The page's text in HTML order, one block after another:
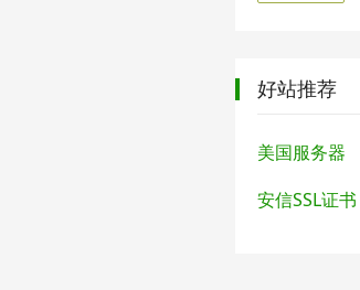
好站推荐
美国服务器
安信SSL证书